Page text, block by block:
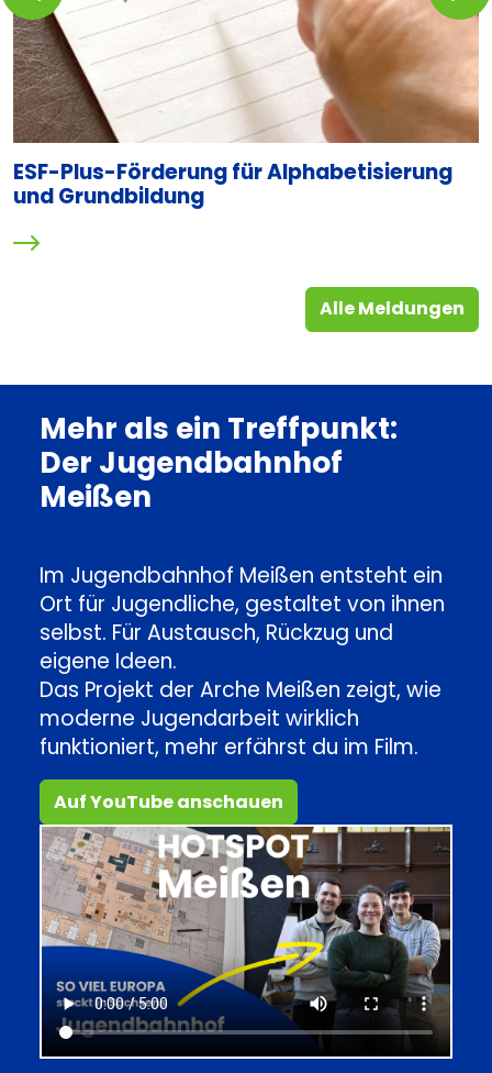
ESF-Plus-Förderung für Alphabetisierung
und Grundbildung
Alle Meldungen
Mehr als ein Treffpunkt:
Der Jugendbahnhof
Meißen
Im Jugendbahnhof Meißen entsteht ein
Ort für Jugendliche, gestaltet von ihnen
selbst. Für Austausch, Rückzug und
eigene Ideen.
Das Projekt der Arche Meißen zeigt, wie
moderne Jugendarbeit wirklich
funktioniert, mehr erfährst du im Film.
Auf YouTube anschauen